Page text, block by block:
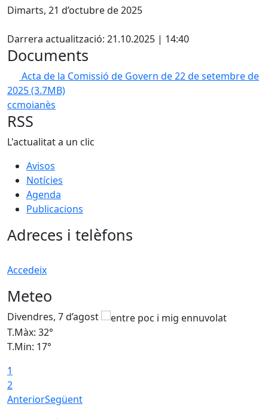
Dimarts, 21 d’octubre de 2025
Darrera actualització: 21.10.2025 | 14:40
Documents
Acta de la Comissió de Govern de 22 de setembre de
2025(3.7MB)
ccmoianès
RSS
L'actualitat a un clic
Avisos
Notícies
Agenda
Publicacions
Adreces i telèfons
Accedeix
Meteo
Divendres, 7 d’agost
T.Màx: 32°
T.Min: 17°
1
2
AnteriorSegüent